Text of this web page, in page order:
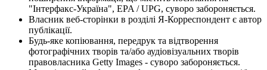
"Інтерфакс-Україна", EPA / UPG, суворо забороняється.
Власник веб-сторінки в розділі Я-Корреспондент є автор
публікації.
Будь-яке копіювання, передрук та відтворення
фотографічних творів та/або аудіовізуальних творів
правовласника Getty Images - суворо забороняється.